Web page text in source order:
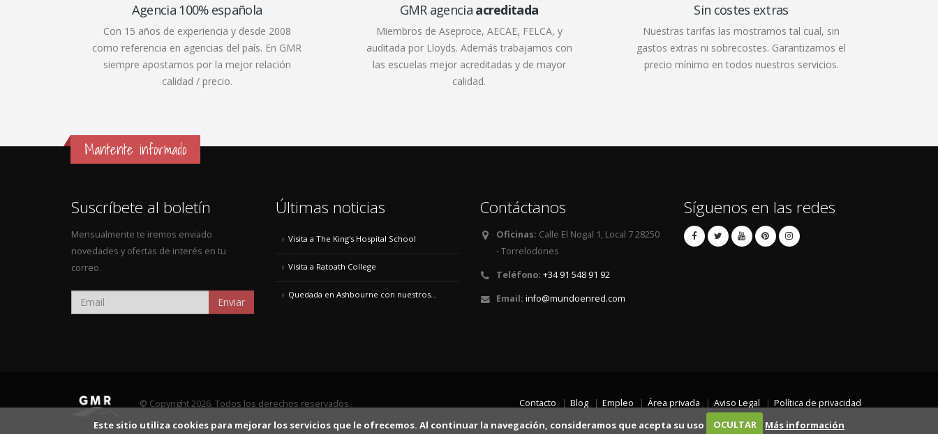
Agencia 100% española
Con 15 años de experiencia y desde 2008
como referencia en agencias del país. En GMR
siempre apostamos por la mejor relación
calidad / precio.
GMR agencia acreditada
Miembros de Aseproce, AECAE, FELCA, y
auditada por Lloyds. Además trabajamos con
las escuelas mejor acreditadas y de mayor
calidad.
Sin costes extras
Nuestras tarifas las mostramos tal cual, sin
gastos extras ni sobrecostes. Garantizamos el
precio mínimo en todos nuestros servicios.
Mantente informado
Suscríbete al boletín
Mensualmente te iremos enviado
novedades y ofertas de interés en tu
correo.
Enviar
Últimas noticias
Visita a The King's Hospital School
Visita a Ratoath College
Quedada en Ashbourne con nuestros...
Contáctanos
Oficinas: Calle El Nogal 1, Local 7 28250
- Torrelodones
Teléfono: +34 91 548 91 92
Email: info@mundoenred.com
Síguenos en las redes
© Copyright 2026. Todos los derechos reservados. Contacto Blog Empleo Área privada Aviso Legal Política de privacidad
Este sitio utiliza cookies para mejorar los servicios que le ofrecemos. Al continuar la navegación, consideramos que acepta su uso OCULTAR Más información